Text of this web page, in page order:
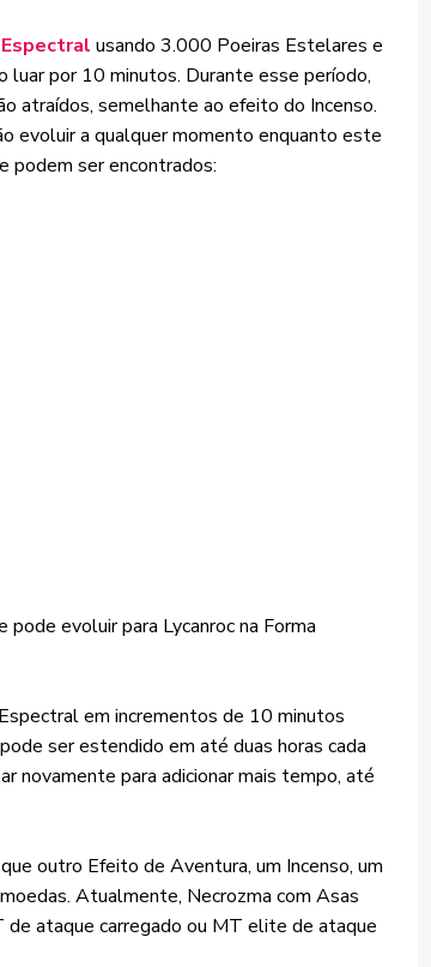
usando 3.000 Poeiras Estelares e
por 10 minutos. Durante esse período,
atraídos, semelhante ao efeito do Incenso.
evoluir a qualquer momento enquanto este
podem ser encontrados:
evoluir para Lycanroc na Forma
em incrementos de 10 minutos
ser estendido em até duas horas cada
novamente para adicionar mais tempo, até
outro Efeito de Aventura, um Incenso, um
Atualmente, Necrozma com Asas
ataque carregado ou MT elite de ataque